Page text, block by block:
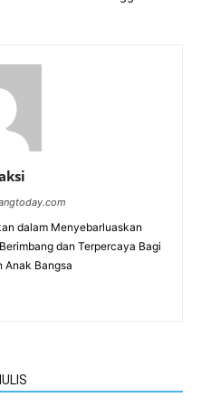
dalam Menyebarluaskan
dan Terpercaya Bagi
Anak Bangsa